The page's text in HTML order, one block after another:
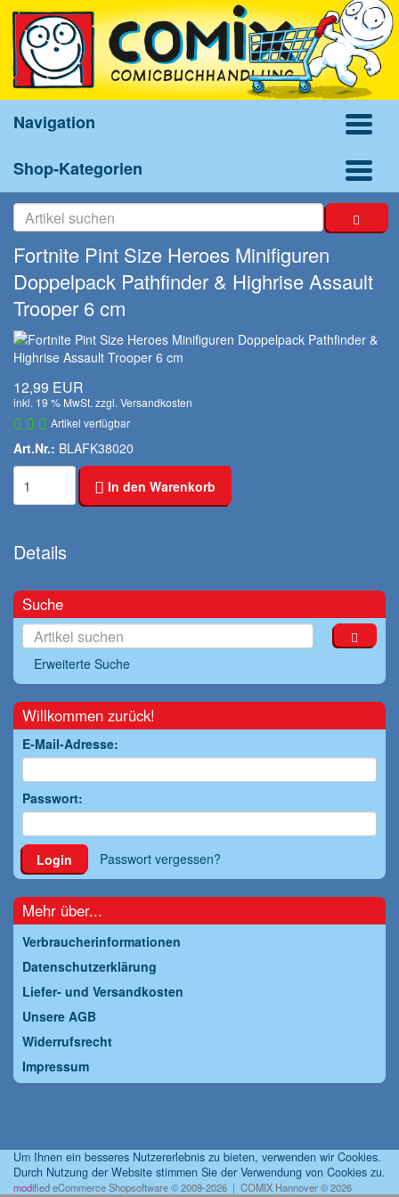
Navigation
Shop-Kategorien
Fortnite Pint Size Heroes Minifiguren
Doppelpack Pathfinder & Highrise Assault
Trooper 6 cm
12,99 EUR
inkl. 19 % MwSt. zzgl. Versandkosten
Artikel verfügbar
Art.Nr.: BLAFK38020
In den Warenkorb
Details
Suche
Erweiterte Suche
Willkommen zurück!
E-Mail-Adresse:
Passwort:
Login Passwort vergessen?
Mehr über...
Verbraucherinformationen
Datenschutzerklärung
Liefer- und Versandkosten
Unsere AGB
Widerrufsrecht
Impressum
Um Ihnen ein besseres Nutzererlebnis zu bieten, verwenden wir Cookies.
Durch Nutzung der Website stimmen Sie der Verwendung von Cookies zu.
modified eCommerce Shopsoftware © 2009-2026 | COMIX Hannover © 2026